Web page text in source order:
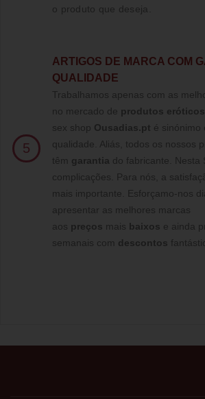
o produto que deseja.
5
ARTIGOS DE MARCA COM
QUALIDADE
Trabalhamos apenas com as
no mercado de produtos eróticos
sex shop Ousadias.pt é sinónimo
qualidade. Aliás, todos os nossos
têm garantia do fabricante. Nesta
complicações. Para nós, a
mais importante. Esforçamo-nos
apresentar as melhores marcas
aos preços mais baixos e ainda
semanais com descontos